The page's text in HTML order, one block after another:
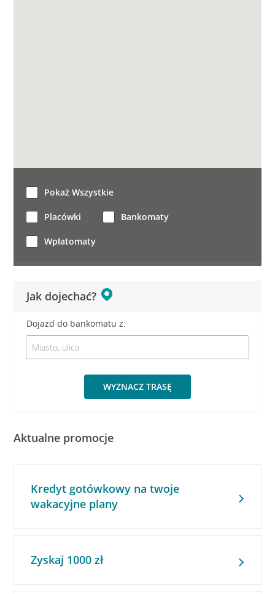
Jak dojechać?
Dojazd do bankomatu z:
WYZNACZ TRASĘ
Pokaż Wszystkie
Placówki Bankomaty
Wpłatomaty
Aktualne promocje
Kredyt gotówkowy na twoje
wakacyjne plany
Zyskaj 1000 zł